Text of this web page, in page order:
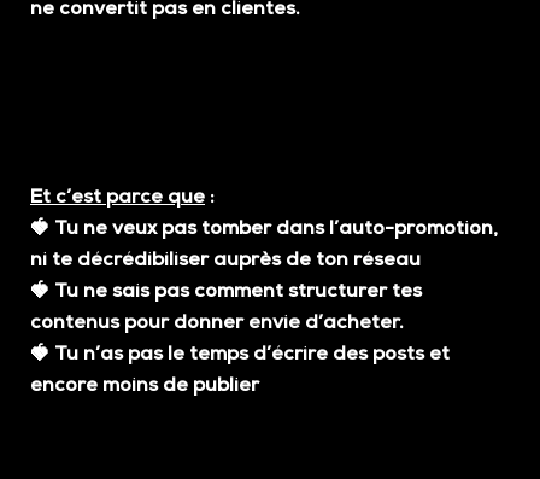
ne convertit pas en clientes.
Et c’est parce que :
🍓
Tu ne veux pas tomber dans l’auto-promotion,
ni te décrédibiliser auprès de ton réseau
🍓
Tu ne sais pas comment structurer tes
contenus pour donner envie d’acheter.
🍓
Tu n’as pas le temps d’écrire des posts et
encore moins de publier